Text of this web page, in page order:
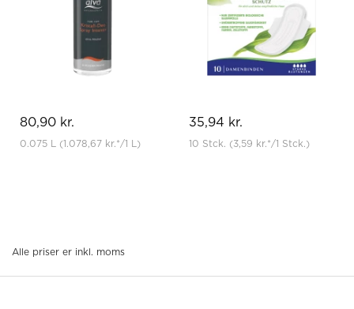
80,90 kr.
0.075 L (1.078,67 kr.*/1 L)
35,94 kr.
10 Stck. (3,59 kr.*/1 Stck.)
Alle priser er inkl. moms